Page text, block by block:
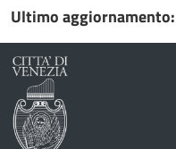
Ultimo aggiornamento: